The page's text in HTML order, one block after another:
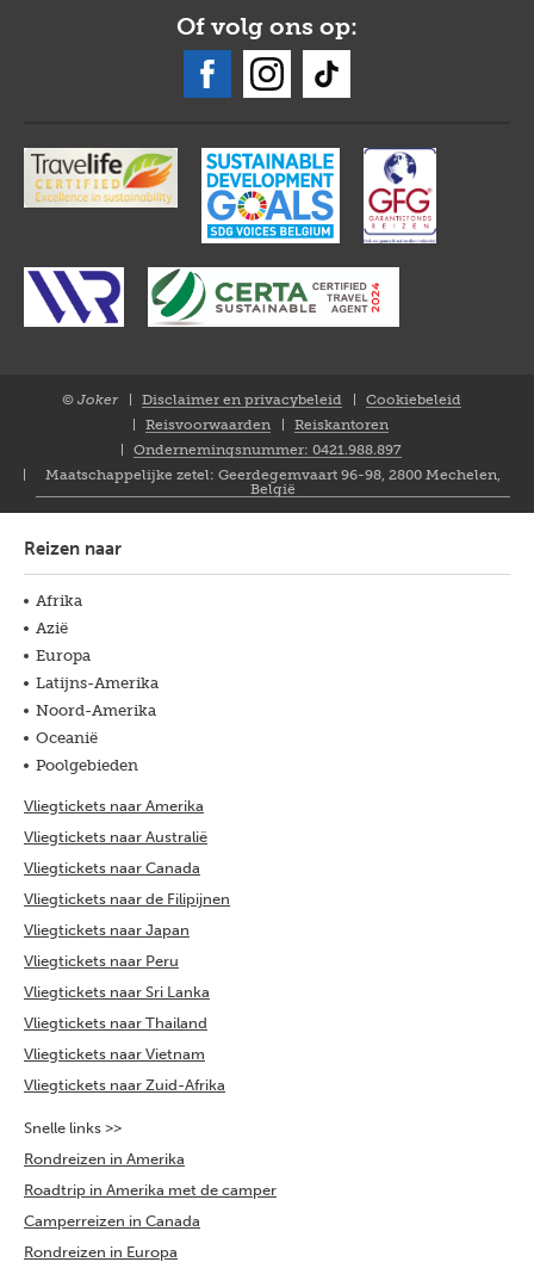
Of volg ons op:
© Joker
Disclaimer en privacybeleid
Cookiebeleid
Reisvoorwaarden
Reiskantoren
Ondernemingsnummer: 0421.988.897
Maatschappelijke zetel: Geerdegemvaart 96-98, 2800 Mechelen,
België
Reizen naar
Afrika
Azië
Europa
Latijns-Amerika
Noord-Amerika
Oceanië
Poolgebieden
Vliegtickets naar Amerika
Vliegtickets naar Australië
Vliegtickets naar Canada
Vliegtickets naar de Filipijnen
Vliegtickets naar Japan
Vliegtickets naar Peru
Vliegtickets naar Sri Lanka
Vliegtickets naar Thailand
Vliegtickets naar Vietnam
Vliegtickets naar Zuid-Afrika
Snelle links >>
Rondreizen in Amerika
Roadtrip in Amerika met de camper
Camperreizen in Canada
Rondreizen in Europa